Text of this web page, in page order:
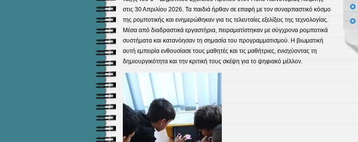
στις 30 Απριλίου 2026. Τα παιδιά ήρθαν σε επαφή με τον συναρπαστικό κόσμο
της ρομποτικής και ενημερώθηκαν για τις τελευταίες εξελίξεις της τεχνολογίας.
Μέσα από διαδραστικά εργαστήρια, πειραματίστηκαν με σύγχρονα ρομποτικά
συστήματα και κατανόησαν τη σημασία του προγραμματισμού. Η βιωματική
αυτή εμπειρία ενθουσίασε τους μαθητές και τις μαθήτριες, ενισχύοντας τη
δημιουργικότητα και την κριτική τους σκέψη για το ψηφιακό μέλλον.